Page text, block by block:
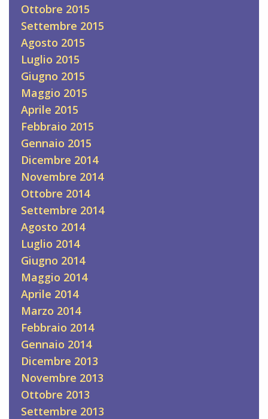
Ottobre 2015
Settembre 2015
Agosto 2015
Luglio 2015
Giugno 2015
Maggio 2015
Aprile 2015
Febbraio 2015
Gennaio 2015
Dicembre 2014
Novembre 2014
Ottobre 2014
Settembre 2014
Agosto 2014
Luglio 2014
Giugno 2014
Maggio 2014
Aprile 2014
Marzo 2014
Febbraio 2014
Gennaio 2014
Dicembre 2013
Novembre 2013
Ottobre 2013
Settembre 2013